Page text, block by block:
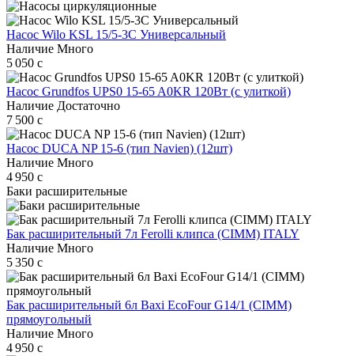
Насос Wilo KSL 15/5-3C Универсальный
Наличие Много
5 050 c
Насос Grundfos UPS0 15-65 A0KR 120Вт (с улиткой)
Наличие Достаточно
7 500 c
Насос DUCA NP 15-6 (тип Navien) (12шт)
Наличие Много
4 950 c
Баки расширительные
Бак расширительный 7л Ferolli клипса (CIMM) ITALY
Наличие Много
5 350 c
Бак расширительный 6л Baxi EcoFour G14/1 (CIMM)
прямоугольный
Наличие Много
4 950 c